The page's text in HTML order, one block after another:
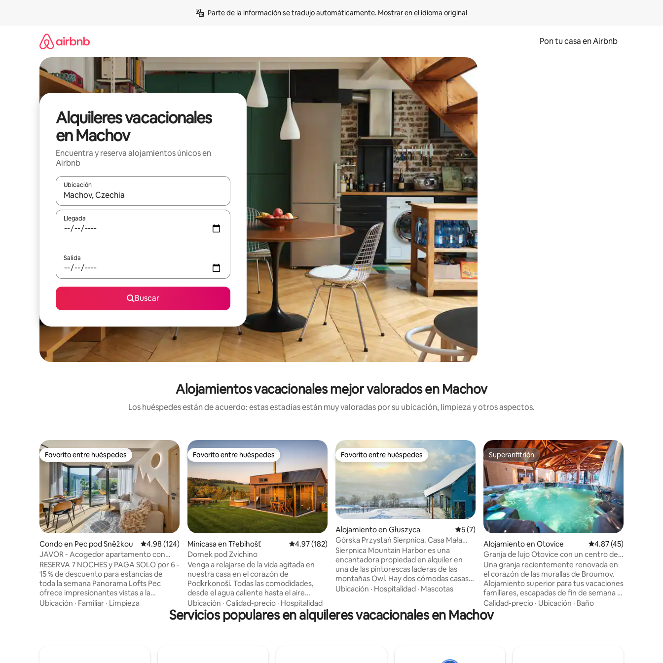
Parte de la información se tradujo automáticamente. Mostrar en el idioma original
Pon tu casa en Airbnb
Alquileres vacacionales
en Machov
Encuentra y reserva alojamientos únicos en
Airbnb
Ubicación
Cuando los resultados estén disponibles, navega con las teclas de flecha hacia arriba y hacia abajo o explora con el tacto o desliza el dedo.
Llegada
Salida
Buscar
Alojamientos vacacionales mejor valorados en Machov
Los huéspedes están de acuerdo: estas estadías están muy valoradas por su ubicación, limpieza y otros aspectos.
Favorito entre huéspedes
Favorito entre huéspedes
Condo en Pec pod Sněžkou Calificación promedio: 4.98 de 5, 124 reseñas
4.98 (124)
JAVOR - Acogedor apartamento con
vistas, terraza y aparcamiento
RESERVA 7 NOCHES y PAGA SOLO por 6 -
15 % de descuento para estancias de
toda la semana Panorama Lofts Pec
ofrece impresionantes vistas a la
montaña gracias a las enormes paredes
de vidrio de formato que te hacen sentir
parte del entorno. Este nuevo edificio es
Ubicación · Familiar · Limpieza
Favorito entre huéspedes
Favorito entre huéspedes
Minicasa en Třebihošť Calificación promedio: 4.97 de 5, 182 reseñas
4.97 (182)
Domek pod Zvichino
Venga a relajarse de la vida agitada en
nuestra casa en el corazón de
Podkrkonoší. Todas las comodidades,
desde el agua caliente hasta el aire
acondicionado, son algo natural para
nosotros. La terraza acristalada le
permitirá disfrutar de la belleza de la
Ubicación · Calidad-precio · Hospitalidad
Favorito entre huéspedes
Favorito entre huéspedes
Alojamiento en Głuszyca Calificación promedio: 5 de 5, 7 reseñas
5 (7)
Górska Przystań Sierpnica. Casa Mała
Sówka
Sierpnica Mountain Harbor es una
encantadora propiedad en alquiler en
una de las pintorescas laderas de las
montañas Owl. Hay dos cómodas casas
para todo el año, una sauna
cenador. Las ventanas ofrecen una vista
Ubicación · Hospitalidad · Mascotas
Superanfitrión
Superanfitrión
Alojamiento en Otovice Calificación
4.87 (45)
Granja de lujo Otovice con un centro de
bienestar único
Una granja recientemente renovada en
el corazón de las murallas de Broumov.
Alojamiento superior para tus vacaciones
familiares, escapadas de fin de semana o
eventos corporativos. Piscina cubierta
climatizada con sauna finlandesa y
jacuzzi. Zona de estar al aire libre con
Calidad-precio · Ubicación · Baño
Servicios populares en alquileres vacacionales en Machov